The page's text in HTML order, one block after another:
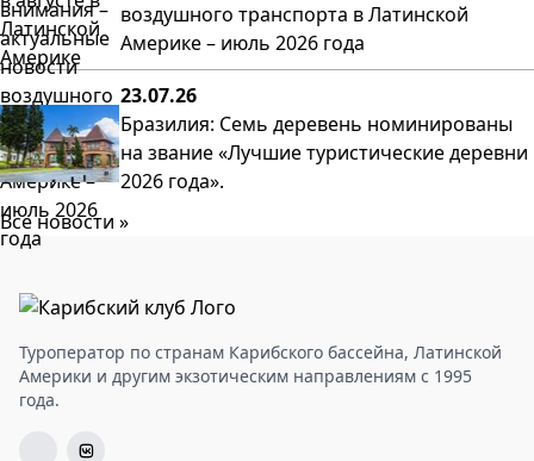
воздушного транспорта в Латинской
Америке – июль 2026 года
23.07.26
Бразилия: Семь деревень номинированы
на звание «Лучшие туристические деревни
2026 года».
Все новости »
Туроператор по странам Карибского бассейна, Латинской
Америки и другим экзотическим направлениям с 1995
года.